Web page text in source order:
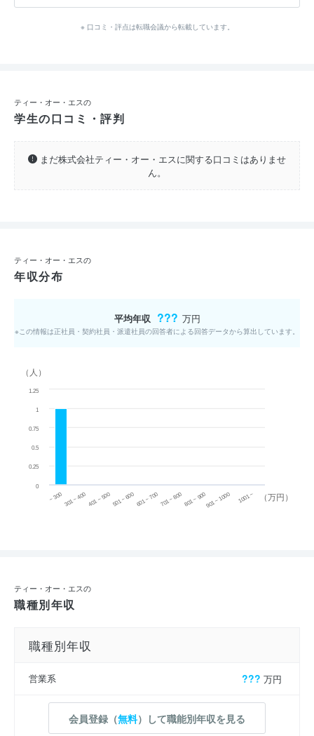
※ 口コミ・評点は転職会議から転載しています。
ティー・オー・エスの
学生の口コミ・評判
まだ株式会社ティー・オー・エスに関する口コミはありませ
ん。
ティー・オー・エスの
年収分布
平均年収 ??? 万円
※この情報は正社員・契約社員・派遣社員の回答者による回答データから算出しています。
（万円）
（人）
~ 300 301 ~ 400 401 ~ 500501 ~ 600601 ~ 700701 ~ 800801 ~ 900901 ~ 1000 1001 ~
0
1
0.25
0.5
0.75
1.25
ティー・オー・エスの
職種別年収
職種別年収
営業系 ??? 万円
会員登録（無料）して職能別年収を見る